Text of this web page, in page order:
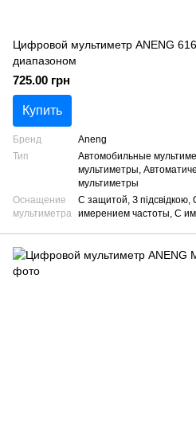
Цифровой мультиметр ANENG
диапазоном
725.00 грн
Купить
Бренд
Aneng
Тип
Автомобильные
мультиметры,
мультиметры
Оснащение
мультиметра
С защитой, З
имерением частоты, С